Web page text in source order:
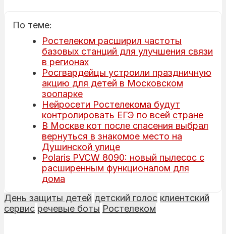
По теме:
Ростелеком расширил частоты
базовых станций для улучшения связи
в регионах
Росгвардейцы устроили праздничную
акцию для детей в Московском
зоопарке
Нейросети Ростелекома будут
контролировать ЕГЭ по всей стране
В Москве кот после спасения выбрал
вернуться в знакомое место на
Душинской улице
Polaris PVCW 8090: новый пылесос с
расширенным функционалом для
дома
День защиты детей детский голос клиентский
сервис речевые боты Ростелеком